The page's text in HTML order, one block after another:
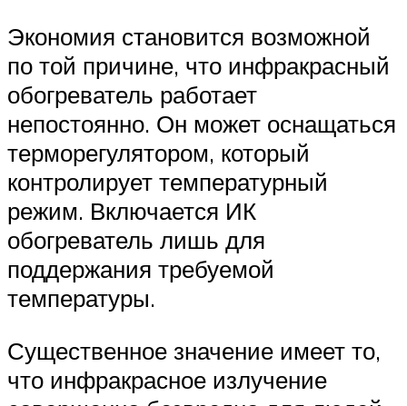
Экономия становится возможной
по той причине, что инфракрасный
обогреватель работает
непостоянно. Он может оснащаться
терморегулятором, который
контролирует температурный
режим. Включается ИК
обогреватель лишь для
поддержания требуемой
температуры.
Существенное значение имеет то,
что инфракрасное излучение